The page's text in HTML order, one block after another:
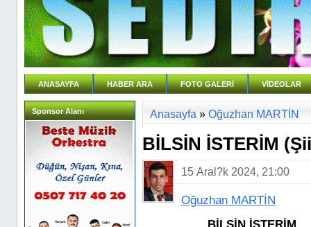
ANASAYFA HABER ARA FOTO GALERİ VİDEOLAR
Sponsor Alanı Anasayfa » Oğuzhan MARTİN
BİLSİN İSTERİM
15 Aral?k 2024, 21:00
Oğuzhan MARTİN